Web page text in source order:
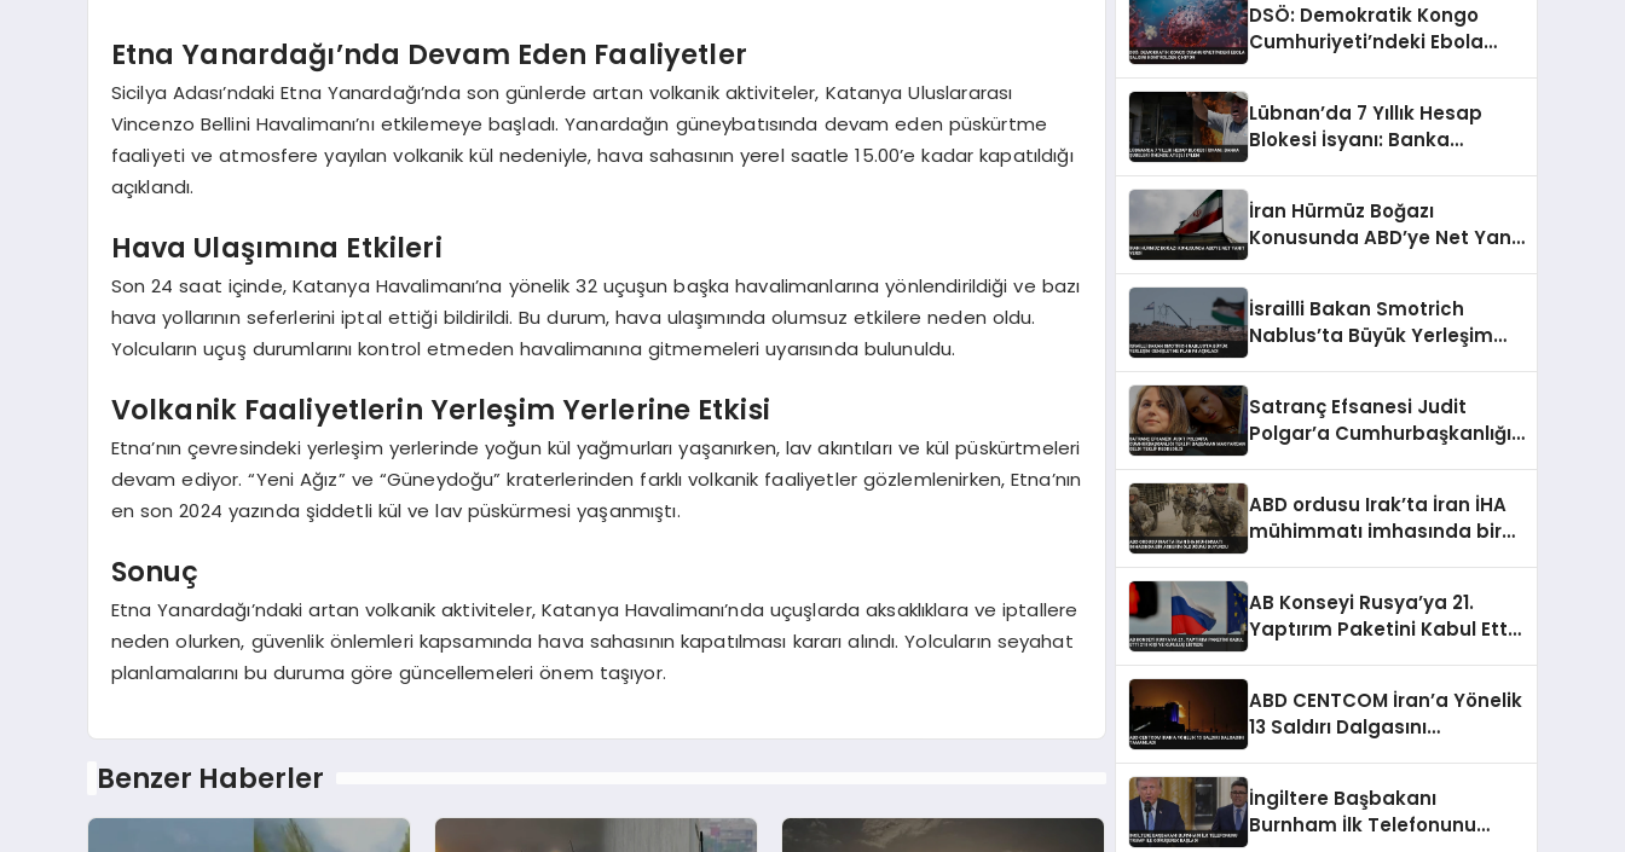
Etna Yanardağı’nda Devam Eden Faaliyetler
Sicilya Adası’ndaki Etna Yanardağı’nda son günlerde artan volkanik aktiviteler, Katanya Uluslararası
Vincenzo Bellini Havalimanı’nı etkilemeye başladı. Yanardağın güneybatısında devam eden püskürtme
faaliyeti ve atmosfere yayılan volkanik kül nedeniyle, hava sahasının yerel saatle 15.00’e kadar kapatıldığı
açıklandı.
Hava Ulaşımına Etkileri
Son 24 saat içinde, Katanya Havalimanı’na yönelik 32 uçuşun başka havalimanlarına yönlendirildiği ve bazı
hava yollarının seferlerini iptal ettiği bildirildi. Bu durum, hava ulaşımında olumsuz etkilere neden oldu.
Yolcuların uçuş durumlarını kontrol etmeden havalimanına gitmemeleri uyarısında bulunuldu.
Volkanik Faaliyetlerin Yerleşim Yerlerine Etkisi
Etna’nın çevresindeki yerleşim yerlerinde yoğun kül yağmurları yaşanırken, lav akıntıları ve kül püskürtmeleri
devam ediyor. “Yeni Ağız” ve “Güneydoğu” kraterlerinden farklı volkanik faaliyetler gözlemlenirken, Etna’nın
en son 2024 yazında şiddetli kül ve lav püskürmesi yaşanmıştı.
Sonuç
Etna Yanardağı’ndaki artan volkanik aktiviteler, Katanya Havalimanı’nda uçuşlarda aksaklıklara ve iptallere
neden olurken, güvenlik önlemleri kapsamında hava sahasının kapatılması kararı alındı. Yolcuların seyahat
planlamalarını bu duruma göre güncellemeleri önem taşıyor.
Benzer Haberler
DSÖ: Demokratik Kongo
Cumhuriyeti’ndeki Ebola
Lübnan’da 7 Yıllık Hesap
Blokesi İsyanı: Banka
İran Hürmüz Boğazı
Konusunda ABD’ye Net Yanıt
İsrailli Bakan Smotrich
Nablus’ta Büyük Yerleşim
Satranç Efsanesi Judit
Polgar’a Cumhurbaşkanlığı
Reddedildi
ABD ordusu Irak’ta İran İHA
mühimmatı imhasında bir
AB Konseyi Rusya’ya 21.
Yaptırım Paketini Kabul Etti
ABD CENTCOM İran’a Yönelik
13 Saldırı Dalgasını
İngiltere Başbakanı
Burnham İlk Telefonunu